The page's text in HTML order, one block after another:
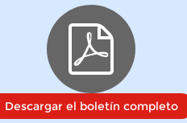
Descargar el boletín completo